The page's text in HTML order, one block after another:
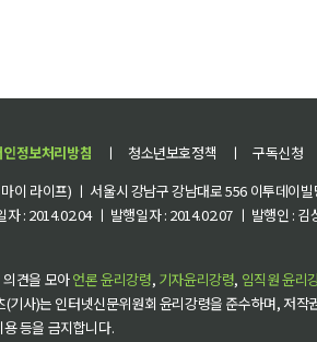
정보처리방침 ㅣ 청소년보호정책 ㅣ 구독신청
이 라이프) ㅣ 서울시 강남구 강남대로 556 이투데이
: 2014.02.04 ㅣ 발행일자 : 2014.02.07 ㅣ 발행인 :
견을 모아언론 윤리강령, 기자윤리강령, 임직원 윤리
기사)는 인터넷신문위원회 윤리강령을 준수하며, 저작
등을 금지합니다.